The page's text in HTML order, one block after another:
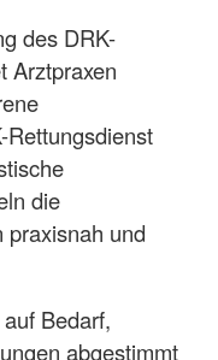
des DRK-
Arztpraxen
Rettungsdienst
die
praxisnah und
Bedarf,
abgestimmt